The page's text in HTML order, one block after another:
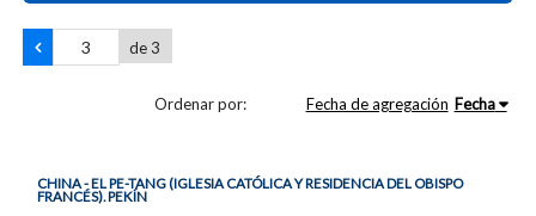
de 3
Ordenar por: Fecha de agregación Fecha
CHINA - EL PE-TANG (IGLESIA CATÓLICA Y RESIDENCIA DEL OBISPO
FRANCÉS). PEKÍN